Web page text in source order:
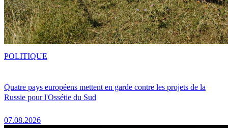
Quatre pays européens mettent en garde contre les projets de la
Russie pour l'Ossétie du Sud
07.08.2026
POLITIQUE